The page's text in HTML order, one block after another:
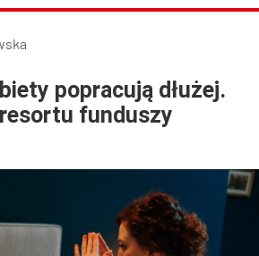
popracują dłużej.
funduszy